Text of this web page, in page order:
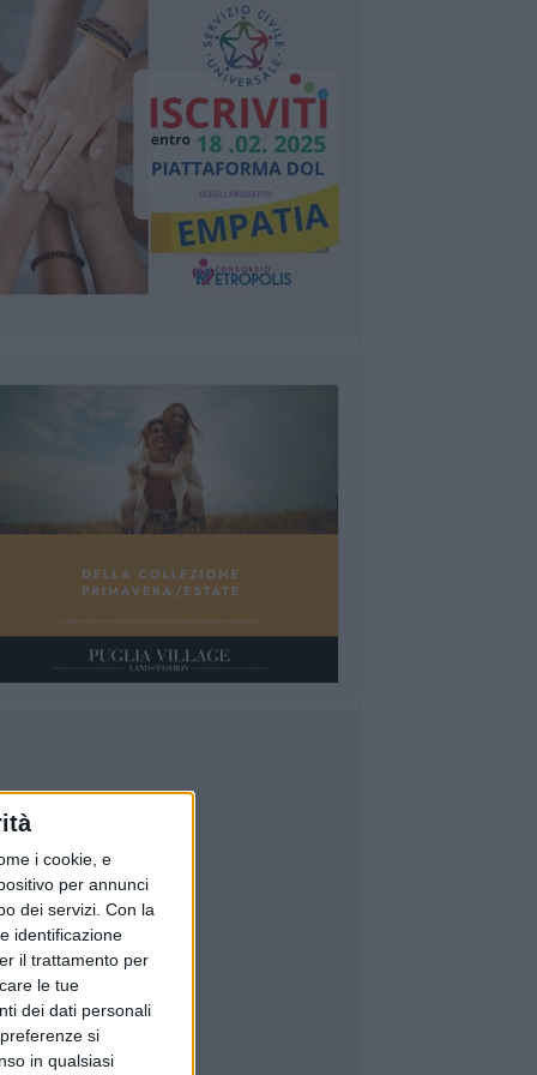
i cookie, e
per annunci
dei servizi. Con la
identificazione
il trattamento per
le tue
dei dati personali
si
in qualsiasi